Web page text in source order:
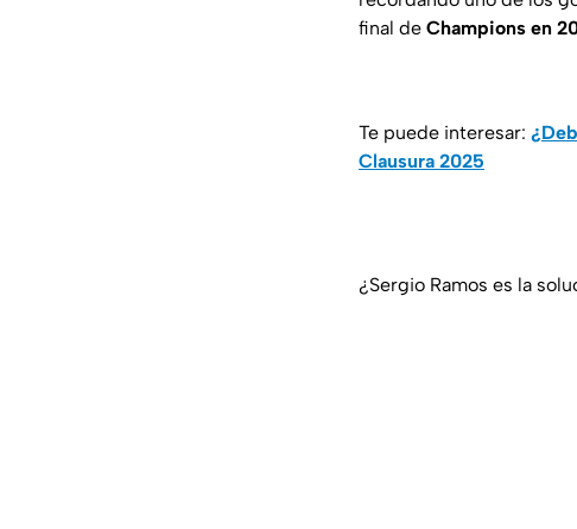
final de Champions en
Te puede interesar:
Clausura 2025
¿Sergio Ramos es la